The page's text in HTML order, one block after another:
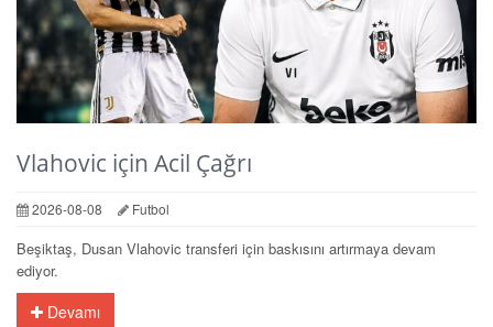
Vlahovic için Acil Çağrı
2026-08-08 Futbol
Beşiktaş, Dusan Vlahovic transferi için baskısını artırmaya devam
ediyor.
Devamı